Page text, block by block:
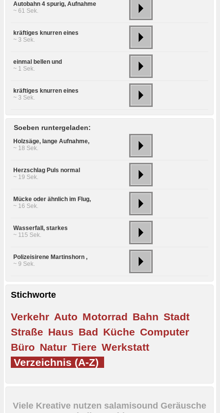
Autobahn 4 spurig, Aufnahme
~ 61 Sek.
kräftiges knurren eines
~ 3 Sek.
einmal bellen und
~ 1 Sek.
kräftiges knurren eines
~ 3 Sek.
Soeben runtergeladen:
Holzsäge, lange Aufnahme,
~ 18 Sek.
Herzschlag Puls normal
~ 19 Sek.
Mücke oder ähnlich im Flug,
~ 16 Sek.
Wasserfall, starkes
~ 115 Sek.
Polizeisirene Martinshorn ,
~ 9 Sek.
Stichworte
Verkehr Auto Motorrad Bahn Stadt
Straße Haus Bad Küche Computer
Büro Natur Tiere Werkstatt
Verzeichnis (A-Z)
Viele Kreative nutzen salamisound Geräusche